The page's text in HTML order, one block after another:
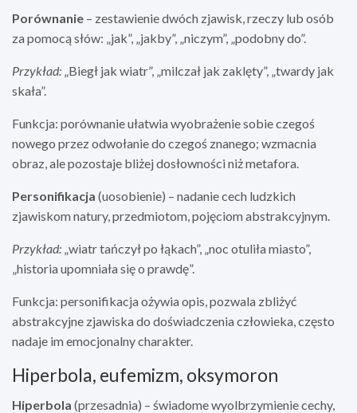
Porównanie – zestawienie dwóch zjawisk, rzeczy lub osób
za pomocą słów: „jak”, „jakby”, „niczym”, „podobny do”.
Przykład: „Biegł jak wiatr”, „milczał jak zaklęty”, „twardy jak
skała”.
Funkcja: porównanie ułatwia wyobrażenie sobie czegoś
nowego przez odwołanie do czegoś znanego; wzmacnia
obraz, ale pozostaje bliżej dosłowności niż metafora.
Personifikacja (uosobienie) – nadanie cech ludzkich
zjawiskom natury, przedmiotom, pojęciom abstrakcyjnym.
Przykład: „wiatr tańczył po łąkach”, „noc otuliła miasto”,
„historia upomniała się o prawdę”.
Funkcja: personifikacja ożywia opis, pozwala zbliżyć
abstrakcyjne zjawiska do doświadczenia człowieka, często
nadaje im emocjonalny charakter.
Hiperbola, eufemizm, oksymoron
Hiperbola (przesadnia) – świadome wyolbrzymienie cechy,